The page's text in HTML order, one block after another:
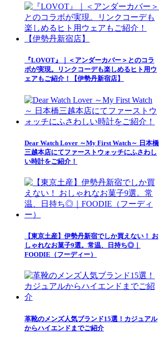
『LOVOT』｜＜アンダーカバー＞とのコラ
ボが実現。リンクコーデも楽しめるヒト用ウ
ェアもご紹介！【伊勢丹新宿店】
Dear Watch Lover ～My First Watch～ 日本橋
三越本店にてファーストウォッチにふさわし
い時計をご紹介！
【東京土産】伊勢丹新宿でしか買えない！ お
しゃれなお菓子9選。常温、日持ち◎｜
FOODIE（フーディー）
革靴のメンズ人気ブランド15選！カジュアル
からハイエンドまでご紹介